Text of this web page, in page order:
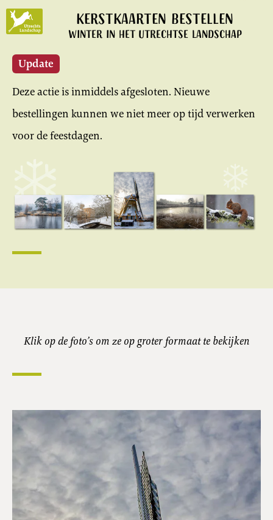
Utrechts
Landschap
Kerstkaarten bestellen
Winter in het Utrechtse landschap
Update
Deze actie is inmiddels afgesloten. Nieuwe
bestellingen kunnen we niet meer op tijd verwerken
voor de feestdagen.
Klik op de foto’s om ze op groter formaat te bekijken